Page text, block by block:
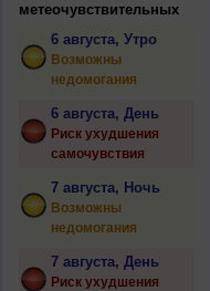
метеочувствительных
6 августа, Утро
Возможны
недомогания
6 августа, День
Риск ухудшения
самочувствия
7 августа, Ночь
Возможны
недомогания
7 августа, День
Риск ухудшения